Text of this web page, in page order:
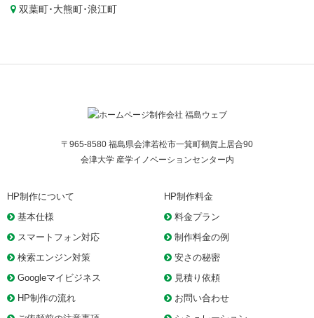
双葉町 ･ 大熊町 ･浪江町
〒965-8580 福島県会津若松市一箕町鶴賀上居合90
会津大学 産学イノベーションセンター内
HP制作について
基本仕様
スマートフォン対応
検索エンジン対策
Googleマイビジネス
HP制作の流れ
HP制作料金
料金プラン
制作料金の例
安さの秘密
見積り依頼
お問い合わせ